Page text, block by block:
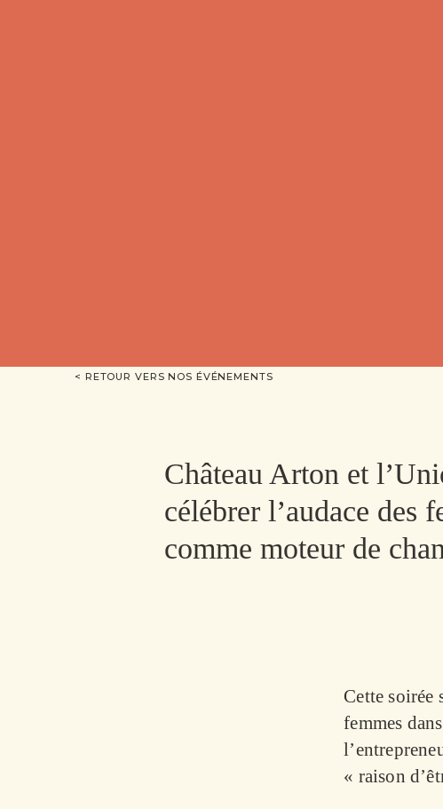
< RETOUR VERS NOS ÉVÉNEMENTS
Château Arton et
célébrer l’audace des
comme moteur de
Cette soirée
femmes
« raison